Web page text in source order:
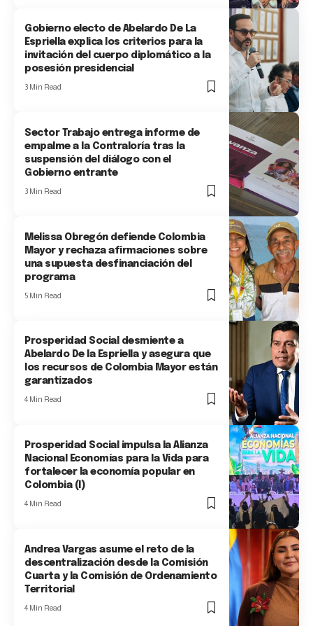
Gobierno electo de Abelardo De La
Espriella explica los criterios para la
invitación del cuerpo diplomático a la
posesión presidencial
3 Min Read
Sector Trabajo entrega informe de
empalme a la Contraloría tras la
suspensión del diálogo con el
Gobierno entrante
3 Min Read
Melissa Obregón defiende Colombia
Mayor y rechaza afirmaciones sobre
una supuesta desfinanciación del
programa
5 Min Read
Prosperidad Social desmiente a
Abelardo De la Espriella y asegura que
los recursos de Colombia Mayor están
garantizados
4 Min Read
Prosperidad Social impulsa la Alianza
Nacional Economías para la Vida para
fortalecer la economía popular en
Colombia (I)
4 Min Read
Andrea Vargas asume el reto de la
descentralización desde la Comisión
Cuarta y la Comisión de Ordenamiento
Territorial
4 Min Read